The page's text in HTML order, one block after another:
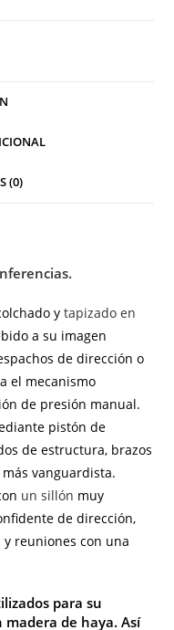
(0)
ytapizado en
a su imagen
de dirección o
el mecanismo
de presión manual.
pistón de
de estructura, brazos
vanguardista.
un sillón muy
de dirección,
reuniones con una
para su
de haya. Así